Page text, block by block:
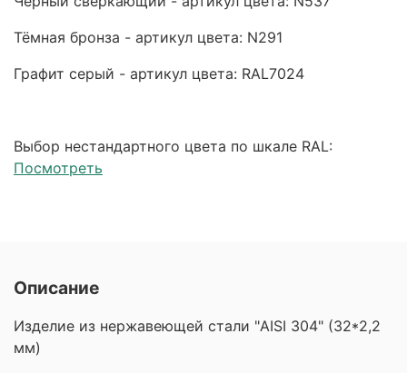
Тёмная бронза - артикул цвета: N291
Графит серый - артикул цвета: RAL7024
Выбор нестандартного цвета по шкале RAL:
Посмотреть
Описание
Изделие из нержавеющей стали "AISI 304" (32*2,2
мм)